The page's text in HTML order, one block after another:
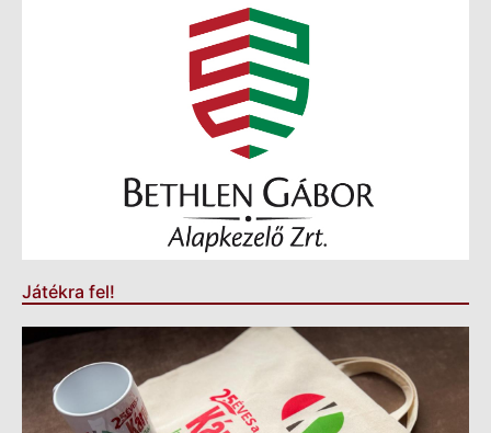
Játékra fel!